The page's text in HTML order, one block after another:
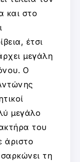
και στο
έτσι
μεγάλη
Ο
μεγάλο
του
άριστο
τη